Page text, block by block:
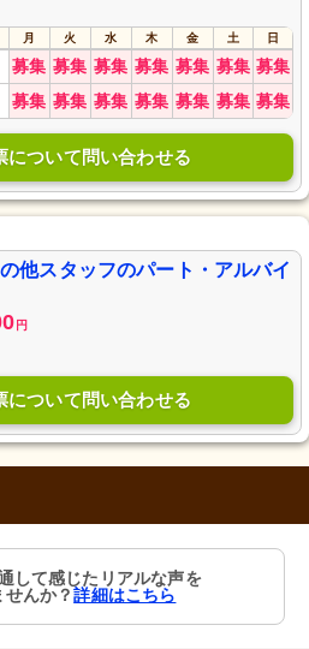
月 火 水 木 金 土 日
募集 募集 募集 募集 募集 募集 募集
募集 募集 募集 募集 募集 募集 募集
について問い合わせる
他スタッフのパート・アルバイ
円
について問い合わせる
して感じたリアルな声を
せんか？詳細はこちら